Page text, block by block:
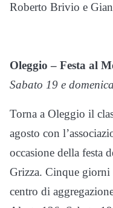
Roberto Brivio e
Oleggio – Festa al
Sabato 19 e
Torna a Oleggio il
agosto con
occasione della festa
Grizza. Cinque giorni
centro di